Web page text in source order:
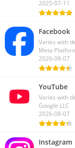
2025-07-11
Facebook
Varies with
Meta
2026-08-07
YouTube
Varies with
Google LLC
2026-08-07
Instagram